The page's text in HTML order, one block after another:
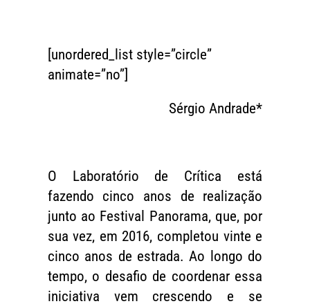
[unordered_list style=”circle”
animate=”no”]
Sérgio Andrade*
O Laboratório de Crítica está
fazendo cinco anos de realização
junto ao Festival Panorama, que, por
sua vez, em 2016, completou vinte e
cinco anos de estrada. Ao longo do
tempo, o desafio de coordenar essa
iniciativa vem crescendo e se